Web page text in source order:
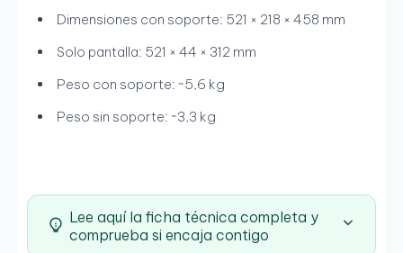
Dimensiones con soporte: 521 × 218 × 458 mm
Solo pantalla: 521 × 44 × 312 mm
Peso con soporte: ~5,6 kg
Peso sin soporte: ~3,3 kg
Lee aquí la ficha técnica completa y
comprueba si encaja contigo